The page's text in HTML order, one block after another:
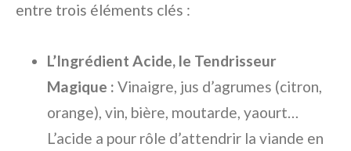
entre trois éléments clés :
L’Ingrédient Acide, le Tendrisseur
Magique : Vinaigre, jus d’agrumes (citron,
orange), vin, bière, moutarde, yaourt…
L’acide a pour rôle d’attendrir la viande en